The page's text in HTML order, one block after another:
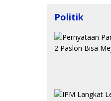
Politik